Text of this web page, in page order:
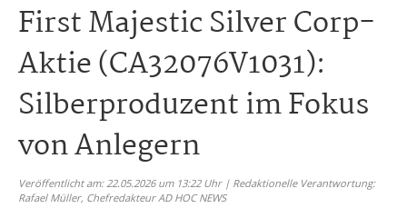
First Majestic Silver Corp-
Aktie (CA32076V1031):
Silberproduzent im Fokus
von Anlegern
Veröffentlicht am: 22.05.2026 um 13:22 Uhr | Redaktionelle Verantwortung:
Rafael Müller, Chefredakteur AD HOC NEWS